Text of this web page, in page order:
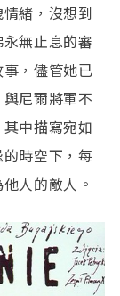
緒，沒想到
無止息的審
，儘管她已
尼爾將軍不
中描寫宛如
時空下，每
人的敵人。